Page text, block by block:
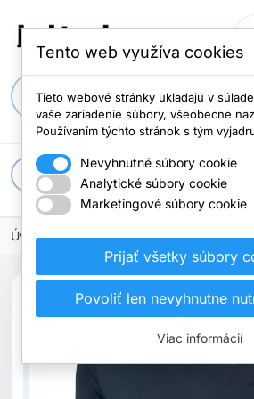
apps Všetky
Úvodná stránka
Tento web využíva cookies
Tieto webové stránky ukladajú v
vaše zariadenie súbory, všeobecne
Používaním týchto stránok s tým
Nevyhnutné súbory cookie
Analytické súbory cookie
Marketingové súbory cookie
Prijať všetky súbory
Povoliť len nevyhnutne
Viac informácií